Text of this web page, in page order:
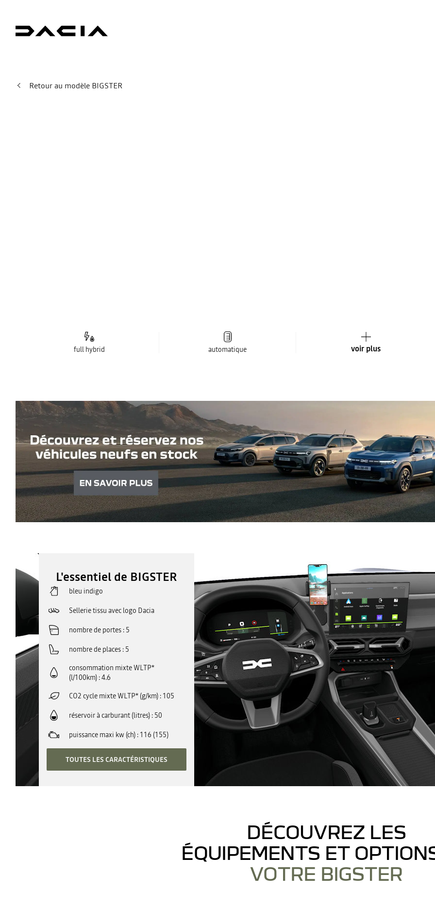
Retour au modèle BIGSTER
full hybrid automatique voir plus
L'essentiel de BIGSTER
bleu indigo
Sellerie tissu avec logo Dacia
nombre de portes 5
nombre de places 5
consommation mixte WLTP*
(l/100km) 4.6
CO2 cycle mixte WLTP* (g/km) 105
réservoir à carburant (litres) 50
puissance maxi kw (ch) 116 (155)
TOUTES LES CARACTÉRISTIQUES
DÉCOUVREZ LES
ÉQUIPEMENTS ET
VOTRE BIGSTER